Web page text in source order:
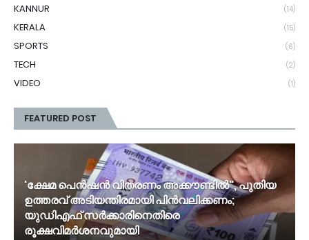
KANNUR (14)
KERALA (15)
SPORTS (6)
TECH (2)
VIDEO (1)
FEATURED POST
'ക്ഷേമ പെൻഷൻ വിതരണം അക്കൗണ്ടിൽ", പുതിയ
ഉത്തരവ് അടിയന്തിരമായി പിൻവലിക്കണം;
യുഡിഎഫ് സർക്കാരിനെതിരെ
രൂക്ഷവിമർശനവുമായി